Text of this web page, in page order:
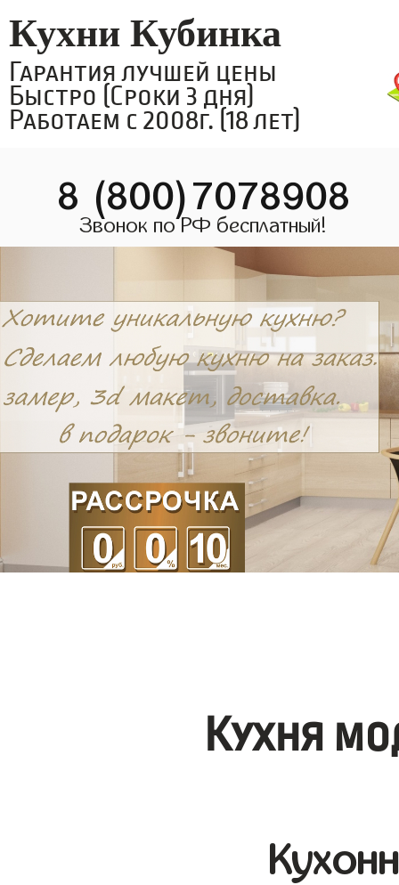
Кухни Кубинка
Гарантия лучшей цены
Быстро (Сроки 3 дня)
Работаем с 2008г. (18 лет)
8 (800)7078908
Звонок по РФ бесплатный!
Кухня